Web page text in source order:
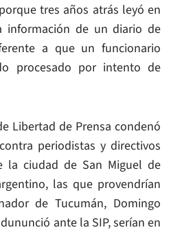
tres años atrás leyó en
información de un diario de
a que un funcionario
procesado por intento de
Libertad de Prensa condenó
periodistas y directivos
la ciudad de San Miguel de
las que provendrían
de Tucumán, Domingo
ante la SIP, serían en